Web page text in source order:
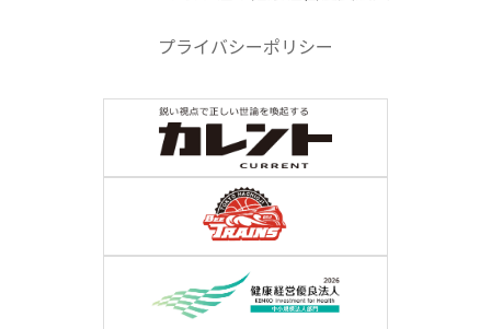
プライバシーポリシー